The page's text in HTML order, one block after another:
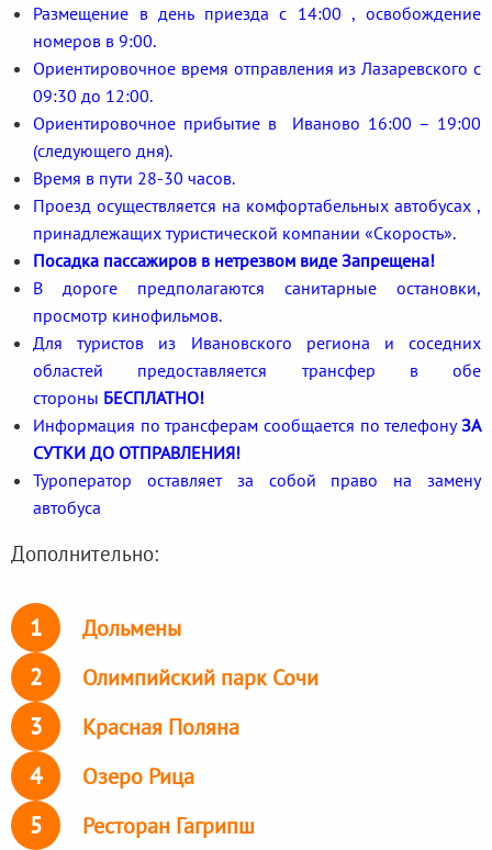
Размещение в день приезда с 14:00 , освобождение
номеров в 9:00.
Ориентировочное время отправления из Лазаревского с
09:30 до 12:00.
Ориентировочное прибытие в Иваново 16:00 – 19:00
(следующего дня).
Время в пути 28-30 часов.
Проезд осуществляется на комфортабельных автобусах ,
принадлежащих туристической компании «Скорость».
Посадка пассажиров в нетрезвом виде Запрещена!
В дороге предполагаются санитарные остановки,
просмотр кинофильмов.
Для туристов из Ивановского региона и соседних
областей предоставляется трансфер в обе
стороны БЕСПЛАТНО!
Информация по трансферам сообщается по телефонуЗА
СУТКИ ДО ОТПРАВЛЕНИЯ!
Туроператор оставляет за собой право на замену
автобуса
Дополнительно:
1 Дольмены
2 Олимпийский парк Сочи
3 Красная Поляна
4 Озеро Рица
5 Ресторан Гагрипш